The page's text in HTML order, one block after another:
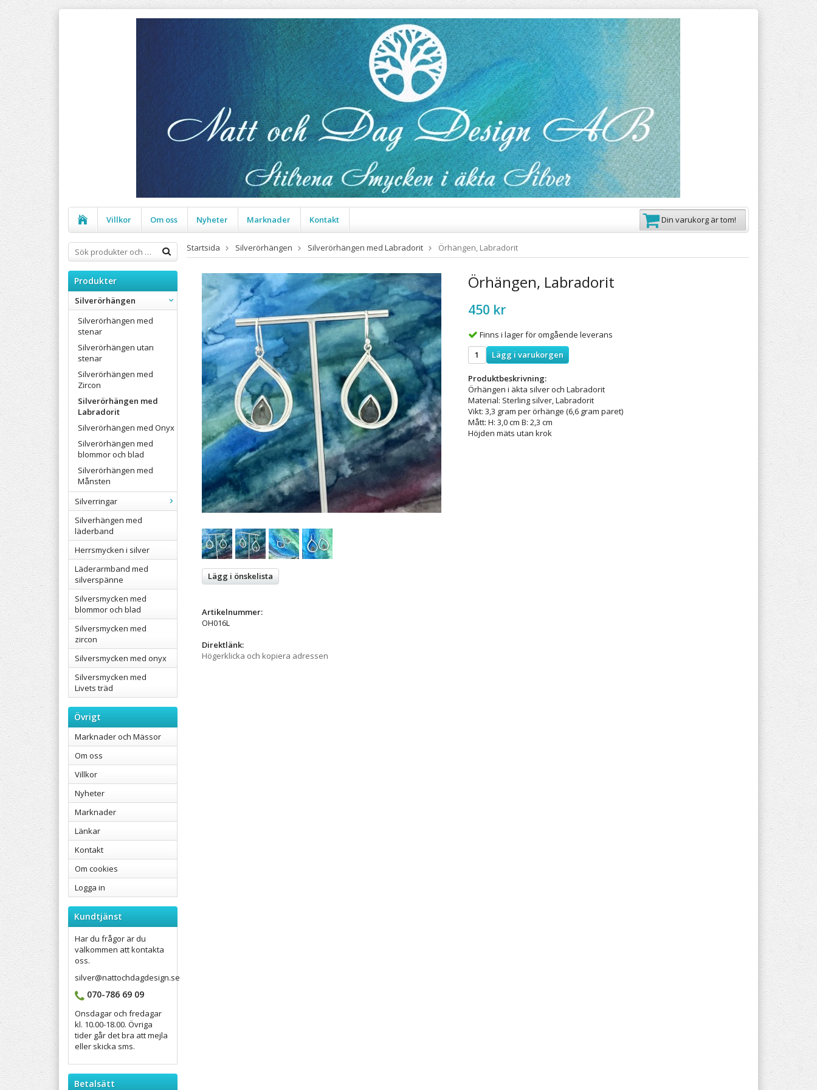
Villkor Om oss Nyheter Marknader Kontakt Din varukorg är tom!
Produkter
Silverörhängen
Silverörhängen med
stenar
Silverörhängen utan
stenar
Silverörhängen med
Zircon
Silverörhängen med
Labradorit
Silverörhängen med Onyx
Silverörhängen med
blommor och blad
Silverörhängen med
Månsten
Silverringar
Silverhängen med
läderband
Herrsmycken i silver
Läderarmband med
silverspänne
Silversmycken med
blommor och blad
Silversmycken med
zircon
Silversmycken med onyx
Silversmycken med
Livets träd
Övrigt
Marknader och Mässor
Om oss
Villkor
Nyheter
Marknader
Länkar
Kontakt
Om cookies
Logga in
Kundtjänst
Har du frågor är du
välkommen att kontakta
oss.
silver@nattochdagdesign.se
070-786 69 09
Onsdagar och fredagar
kl. 10.00-18.00. Övriga
tider går det bra att mejla
eller skicka sms.
Betalsätt
Startsida Silverörhängen Silverörhängen med Labradorit Örhängen, Labradorit
Örhängen, Labradorit
450 kr
Finns i lager för omgående leverans
Lägg i varukorgen
Produktbeskrivning:
Örhängen i äkta silver och Labradorit
Material: Sterling silver, Labradorit
Vikt: 3,3 gram per örhänge (6,6 gram paret)
Mått: H: 3,0 cm B: 2,3 cm
Höjden mäts utan krok
Lägg i önskelista
Artikelnummer:
OH016L
Direktlänk:
Högerklicka och kopiera adressen